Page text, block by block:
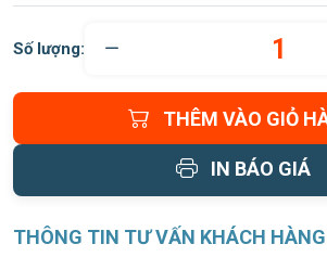
Số lượng:
THÊM VÀO GIỎ
IN BÁO GIÁ
THÔNG TIN TƯ VẤN KHÁCH HÀNG